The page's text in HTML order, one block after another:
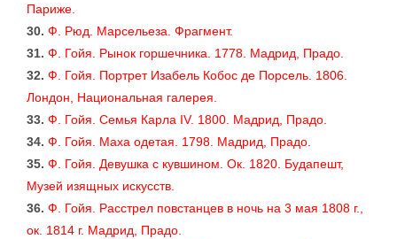
Париже.
30. Ф. Рюд. Марсельеза. Фрагмент.
31. Ф. Гойя. Рынок горшечника. 1778. Мадрид, Прадо.
32. Ф. Гойя. Портрет Изабель Кобос де Порсель. 1806.
Лондон, Национальная галерея.
33. Ф. Гойя. Семья Карла IV. 1800. Мадрид, Прадо.
34. Ф. Гойя. Маха одетая. 1798. Мадрид, Прадо.
35. Ф. Гойя. Девушка с кувшином. Ок. 1820. Будапешт,
Музей изящных искусств.
36. Ф. Гойя. Расстрел повстанцев в ночь на 3 мая 1808 г.,
ок. 1814 г. Мадрид, Прадо.